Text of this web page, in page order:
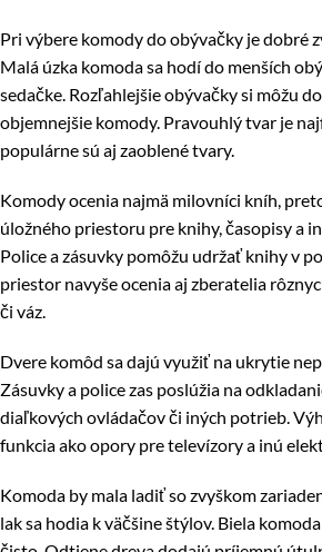
Pri výbere komody do obývačky je dobré
Malá úzka komoda sa hodí do menších
sedačke. Rozľahlejšie obývačky si môžu
objemnejšie komody. Pravouhlý tvar je
populárne sú aj zaoblené tvary.
Komody ocenia najmä milovníci kníh,
úložného priestoru pre knihy, časopisy a
Police a zásuvky pomôžu udržať knihy v
priestor navyše ocenia aj zberatelia
či váz.
Dvere komôd sa dajú využiť na ukrytie
Zásuvky a police zas poslúžia na
diaľkových ovládačov či iných potrieb.
funkcia ako opory pre televízory a inú
Komoda by mala ladiť so zvyškom
lak sa hodia k väčšine štýlov. Biela